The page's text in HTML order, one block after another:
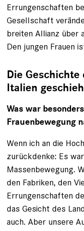
Errungenschaften
Gesellschaft
breiten Allianz über
Den jungen Frauen
Die
Italien
Was war
Frauenbewegung
Wenn ich an die
zurückdenke: Es
Massenbewegung.
den Fabriken, den
Errungenschaften
das Gesicht des
auch. Aber unsere